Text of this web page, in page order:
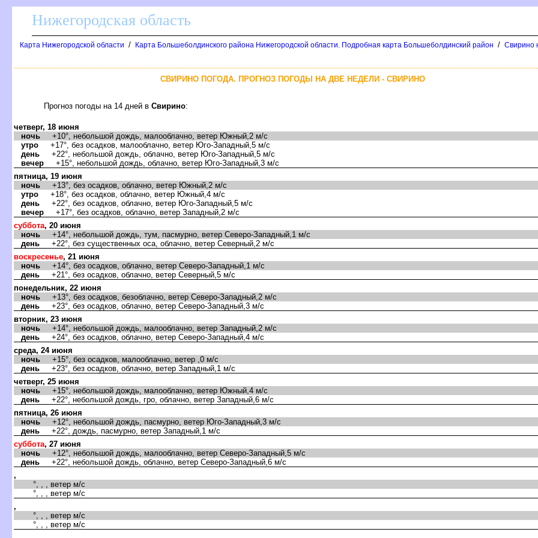
Нижегородская область
Карта Нижегородской области / Карта Большеболдинского района Нижегородской области. Подробная карта Большеболдинский район / Свирино
СВИРИНО ПОГОДА. ПРОГНОЗ ПОГОДЫ НА ДВЕ НЕДЕЛИ - СВИРИНО
Прогноз погоды на 14 дней Свирино:
четверг, 18 июня
ночь +10°, небольшой дождь, малооблачно, ветер Южный,2 м/с
утро +17°, без осадков, малооблачно, ветер Юго-Западный,5 м/с
день +22°, небольшой дождь, облачно, ветер Юго-Западный,5 м/с
ечер +15°, небольшой дождь, облачно, ветер Юго-Западный,3 м/с
пятница, 19 июня
ночь +13°, без осадков, облачно, ветер Южный,2 м/с
утро +18°, без осадков, облачно, ветер Южный,4 м/с
день +22°, без осадков, облачно, ветер Юго-Западный,5 м/с
ечер +17°, без осадков, облачно, ветер Западный,2 м/с
суббота, 20 июня
ночь +14°, небольшой дождь, тум, пасмурно, ветер Северо-Западный,1 м/с
день +22°, без существенных оса, облачно, ветер Северный,2 м/с
оскресенье, 21 июня
ночь +14°, без осадков, облачно, ветер Северо-Западный,1 м/с
день +21°, без осадков, облачно, ветер Северный,5 м/с
понедельник, 22 июня
ночь +13°, без осадков, безоблачно, ветер Северо-Западный,2 м/с
день +23°, без осадков, облачно, ветер Северо-Западный,3 м/с
торник, 23 июня
ночь +14°, небольшой дождь, малооблачно, ветер Западный,2 м/с
день +24°, без осадков, облачно, ветер Северо-Западный,4 м/с
среда, 24 июня
ночь +15°, без осадков, малооблачно, ветер ,0 м/с
день +23°, без осадков, облачно, ветер Западный,1 м/с
четверг, 25 июня
ночь +15°, небольшой дождь, малооблачно, ветер Южный,4 м/с
день +22°, небольшой дождь, гро, облачно, ветер Западный,6 м/с
пятница, 26 июня
ночь +12°, небольшой дождь, пасмурно, ветер Юго-Западный,3 м/с
день +22°, дождь, пасмурно, ветер Западный,1 м/с
суббота, 27 июня
ночь +12°, небольшой дождь, малооблачно, ветер Северо-Западный,5 м/с
день +22°, небольшой дождь, облачно, ветер Северо-Западный,6 м/с
,
°, , , ветер м/с
°, , , ветер м/с
,
°, , , ветер м/с
°, , , ветер м/с